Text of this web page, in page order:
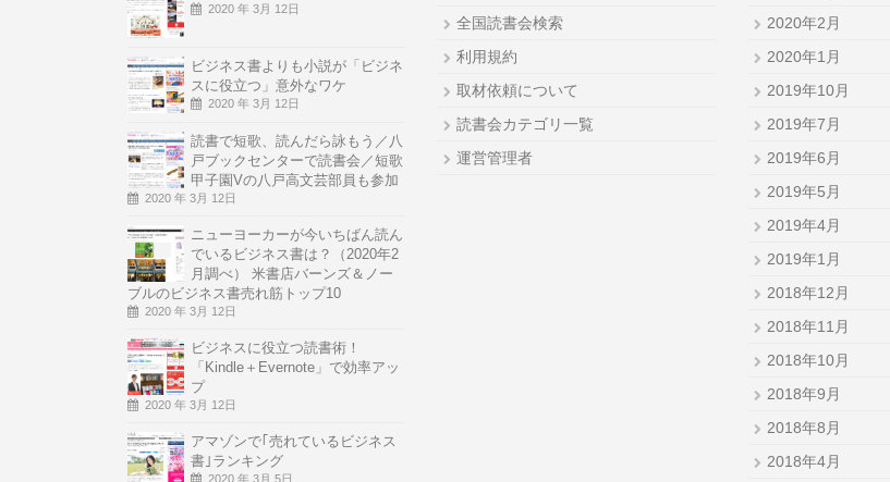
2020 年 3月 12日
ビジネス書よりも小説が「ビジネ
スに役立つ」意外なワケ
2020 年 3月 12日
読書で短歌、読んだら詠もう／八
戸ブックセンターで読書会／短歌
甲子園Vの八戸高文芸部員も参加
2020 年 3月 12日
ニューヨーカーが今いちばん読ん
でいるビジネス書は？（2020年2
月調べ） 米書店バーンズ＆ノー
ブルのビジネス書売れ筋トップ10
2020 年 3月 12日
ビジネスに役立つ読書術！
「Kindle＋Evernote」で効率アッ
プ
2020 年 3月 12日
アマゾンで｢売れているビジネス
書｣ランキング
2020 年 3月 5日
全国読書会検索
利用規約
取材依頼について
読書会カテゴリ一覧
運営管理者
2020年2月
2020年1月
2019年10月
2019年7月
2019年6月
2019年5月
2019年4月
2019年1月
2018年12月
2018年11月
2018年10月
2018年9月
2018年8月
2018年4月